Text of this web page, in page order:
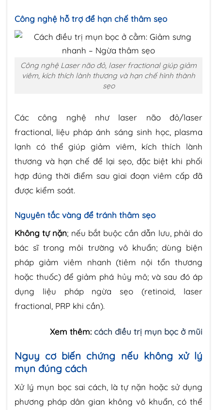
Công nghệ hỗ trợ để hạn chế thâm sẹo
Công nghệ Laser não đỏ, laser fractional giúp giảm
viêm, kích thích lành thương và hạn chế hình thành
sẹo
Các công nghệ như laser não đỏ/laser
fractional, liệu pháp ánh sáng sinh học, plasma
lạnh có thể giúp giảm viêm, kích thích lành
thương và hạn chế để lại sẹo, đặc biệt khi phối
hợp đúng thời điểm sau giai đoạn viêm cấp đã
được kiểm soát.
Nguyên tắc vàng để tránh thâm sẹo
Không tự nặn; nếu bắt buộc cần dẫn lưu, phải do
bác sĩ trong môi trường vô khuẩn; dùng biện
pháp giảm viêm nhanh (tiêm nội tổn thương
hoặc thuốc) để giảm phá hủy mô; và sau đó áp
dụng liệu pháp ngừa sẹo (retinoid, laser
fractional, PRP khi cần).
Xem thêm: cách điều trị mụn bọc ở mũi
Nguy cơ biến chứng nếu không xử lý
mụn đúng cách
Xử lý mụn bọc sai cách, là tự nặn hoặc sử dụng
phương pháp dân gian không vô khuẩn, có thể